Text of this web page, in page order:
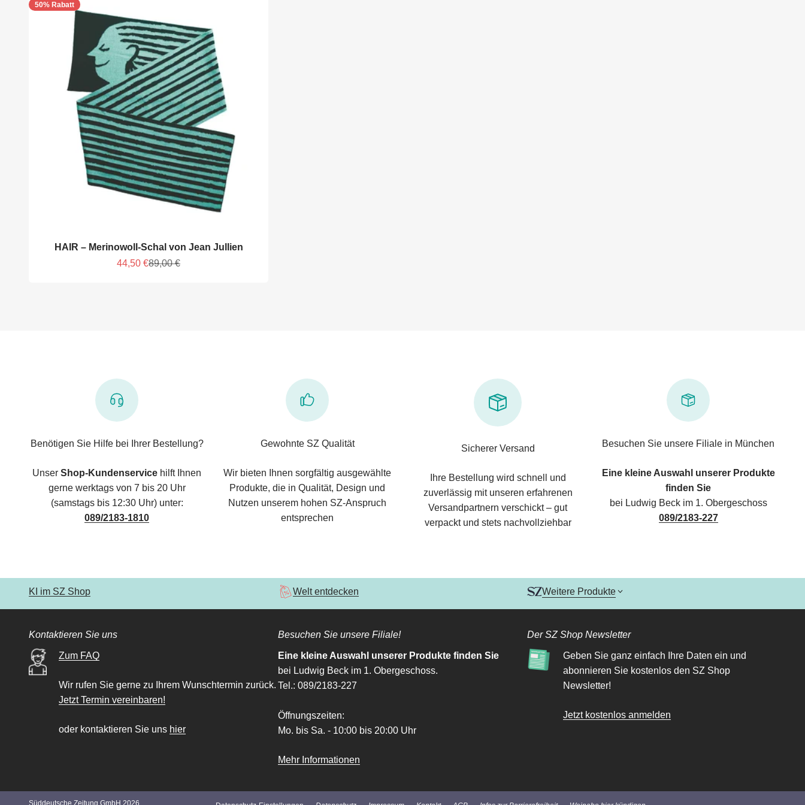
50% Rabatt
HAIR – Merinowoll-Schal von Jean Jullien
Angebot
44,50 €Regulärer Preis
89,00 €
Benötigen Sie Hilfe bei Ihrer Bestellung?
Unser Shop-Kundenservice hilft Ihnen
gerne werktags von 7 bis 20 Uhr
(samstags bis 12:30 Uhr) unter:
089/2183-1810
Gewohnte SZ Qualität
Wir bieten Ihnen sorgfältig ausgewählte
Produkte, die in Qualität, Design und
Nutzen unserem hohen SZ-Anspruch
entsprechen
Sicherer Versand
Ihre Bestellung wird schnell und
zuverlässig mit unseren erfahrenen
Versandpartnern verschickt – gut
verpackt und stets nachvollziehbar
Besuchen Sie unsere Filiale in München
Eine kleine Auswahl unserer Produkte
finden Sie
bei Ludwig Beck im 1. Obergeschoss
089/2183-227
KI im SZ Shop Welt entdecken Weitere Produkte
Kontaktieren Sie uns
Zum FAQ
Wir rufen Sie gerne zu Ihrem Wunschtermin zurück.
Jetzt Termin vereinbaren!
oder kontaktieren Sie uns hier
Besuchen Sie unsere Filiale!
Eine kleine Auswahl unserer Produkte finden Sie
bei Ludwig Beck im 1. Obergeschoss.
Tel.: 089/2183-227
Öffnungszeiten:
Mo. bis Sa. - 10:00 bis 20:00 Uhr
Mehr Informationen
Der SZ Shop Newsletter
Geben Sie ganz einfach Ihre Daten ein und
abonnieren Sie kostenlos den SZ Shop
Newsletter!
Jetzt kostenlos anmelden